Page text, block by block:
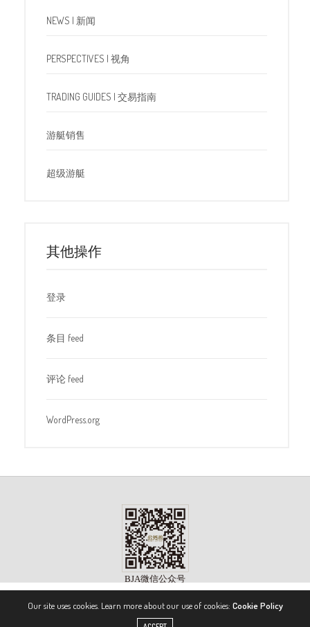
NEWS | 新闻
PERSPECTIVES | 视角
TRADING GUIDES | 交易指南
游艇销售
超级游艇
其他操作
登录
条目 feed
评论 feed
WordPress.org
版权所有 ©2023, 《公务机》杂志（BIZJET ADVISOR MAGAZINE）. 保留所有权利。
Our site uses cookies. Learn more about our use of cookies: Cookie Policy